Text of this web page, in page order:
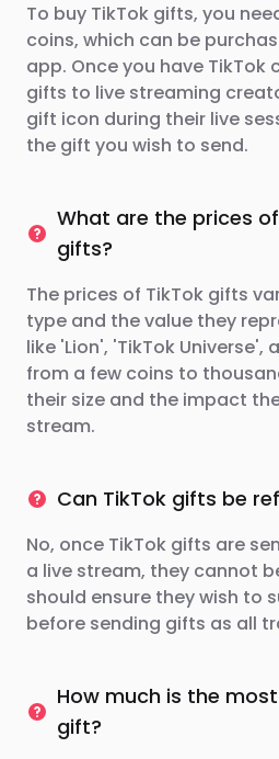
To buy TikTok gifts, you
coins, which can be
app. Once you have TikTok
gifts to live streaming
gift icon during their live
the gift you wish to send.
What are the prices
gifts?
The prices of TikTok gifts
type and the value they
like 'Lion', 'TikTok Universe',
from a few coins to
their size and the impact
stream.
Can TikTok gifts be
No, once TikTok gifts are
a live stream, they cannot
should ensure they wish to
before sending gifts as all
How much is the
gift?